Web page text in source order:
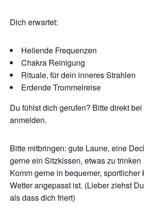
Dich erwartet:
Heilende Frequenzen
Chakra Reinigung
Rituale, für dein inneres Strahlen
Erdende Trommelreise
Du fühlst dich gerufen? Bitte direkt
anmelden.
Bitte mitbringen: gute Laune, eine
gerne ein Sitzkissen, etwas zu trinken
Komm gerne in bequemer,
Wetter angepasst ist. (Lieber ziehst
als dass dich friert)